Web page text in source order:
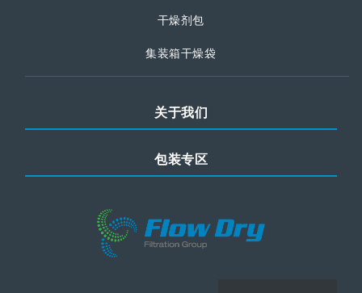
干燥剂包
集装箱干燥袋
关于我们
包装专区